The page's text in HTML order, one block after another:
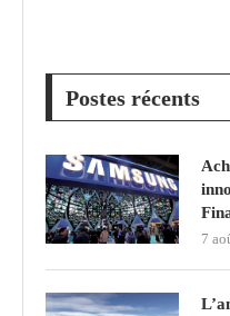
Postes récents
7